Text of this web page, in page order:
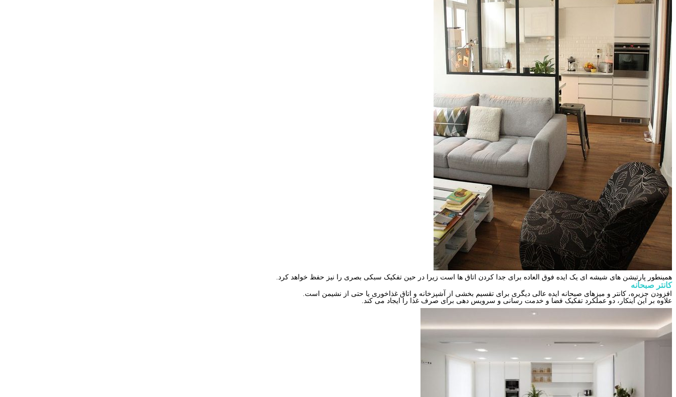
همینطور پارتیشن های شیشه ای یک ایده فوق العاده برای جدا کردن اتاق ها است زیرا در حین تفکیک سبکی بصری را نیز حفظ خواهد کرد.
کانتر صبحانه
افزودن جزیره، کانتر و میزهای صبحانه ایده عالی دیگری برای تقسیم بخشی از آشپزخانه و اتاق غذاخوری یا حتی از نشیمن است.
علاوه بر این اینکار، دو عملکرد تفکیک فضا و خدمت رسانی و سرویس دهی برای صرف غذا را ایجاد می کند.